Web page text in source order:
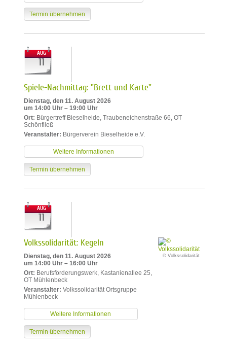
Termin übernehmen
AUG
11
Spiele-Nachmittag: "Brett und Karte"
Dienstag, den 11. August 2026
um 14:00 Uhr – 19:00 Uhr
Ort: Bürgertreff Bieselheide, Traubeneichenstraße 66, OT
Schönfließ
Veranstalter: Bürgerverein Bieselheide e.V.
Weitere Informationen
Termin übernehmen
AUG
11
Volkssolidarität: Kegeln
Dienstag, den 11. August 2026
um 14:00 Uhr – 16:00 Uhr
Ort: Berufsförderungswerk, Kastanienallee 25,
OT Mühlenbeck
Veranstalter: Volkssolidarität Ortsgruppe
Mühlenbeck
Weitere Informationen
Termin übernehmen
© Volkssolidarität